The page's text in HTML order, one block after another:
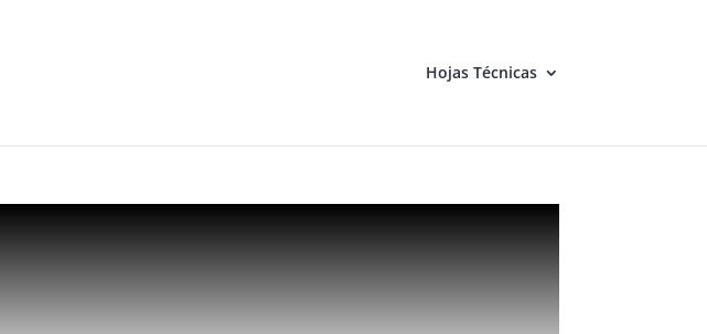
Hojas Técnicas